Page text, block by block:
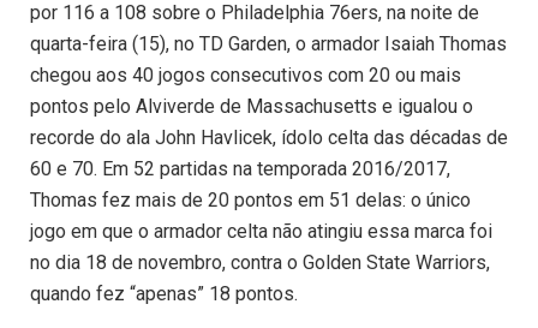
por 116 a 108 sobre o Philadelphia 76ers, na noite de
quarta-feira (15), no TD Garden, o armador Isaiah Thomas
chegou aos 40 jogos consecutivos com 20 ou mais
pontos pelo Alviverde de Massachusetts e igualou o
recorde do ala John Havlicek, ídolo celta das décadas de
60 e 70. Em 52 partidas na temporada 2016/2017,
Thomas fez mais de 20 pontos em 51 delas: o único
jogo em que o armador celta não atingiu essa marca foi
no dia 18 de novembro, contra o Golden State Warriors,
quando fez “apenas” 18 pontos.